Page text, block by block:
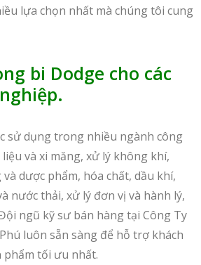
lựa chọn nhất mà chúng tôi cung
bi Dodge cho các
sử dụng trong nhiều ngành công
và xi măng, xử lý không khí,
dược phẩm, hóa chất, dầu khí,
nước thải, xử lý đơn vị và hành lý,
ngũ kỹ sư bán hàng tại Công Ty
luôn sẵn sàng để hỗ trợ khách
phẩm tối ưu nhất.